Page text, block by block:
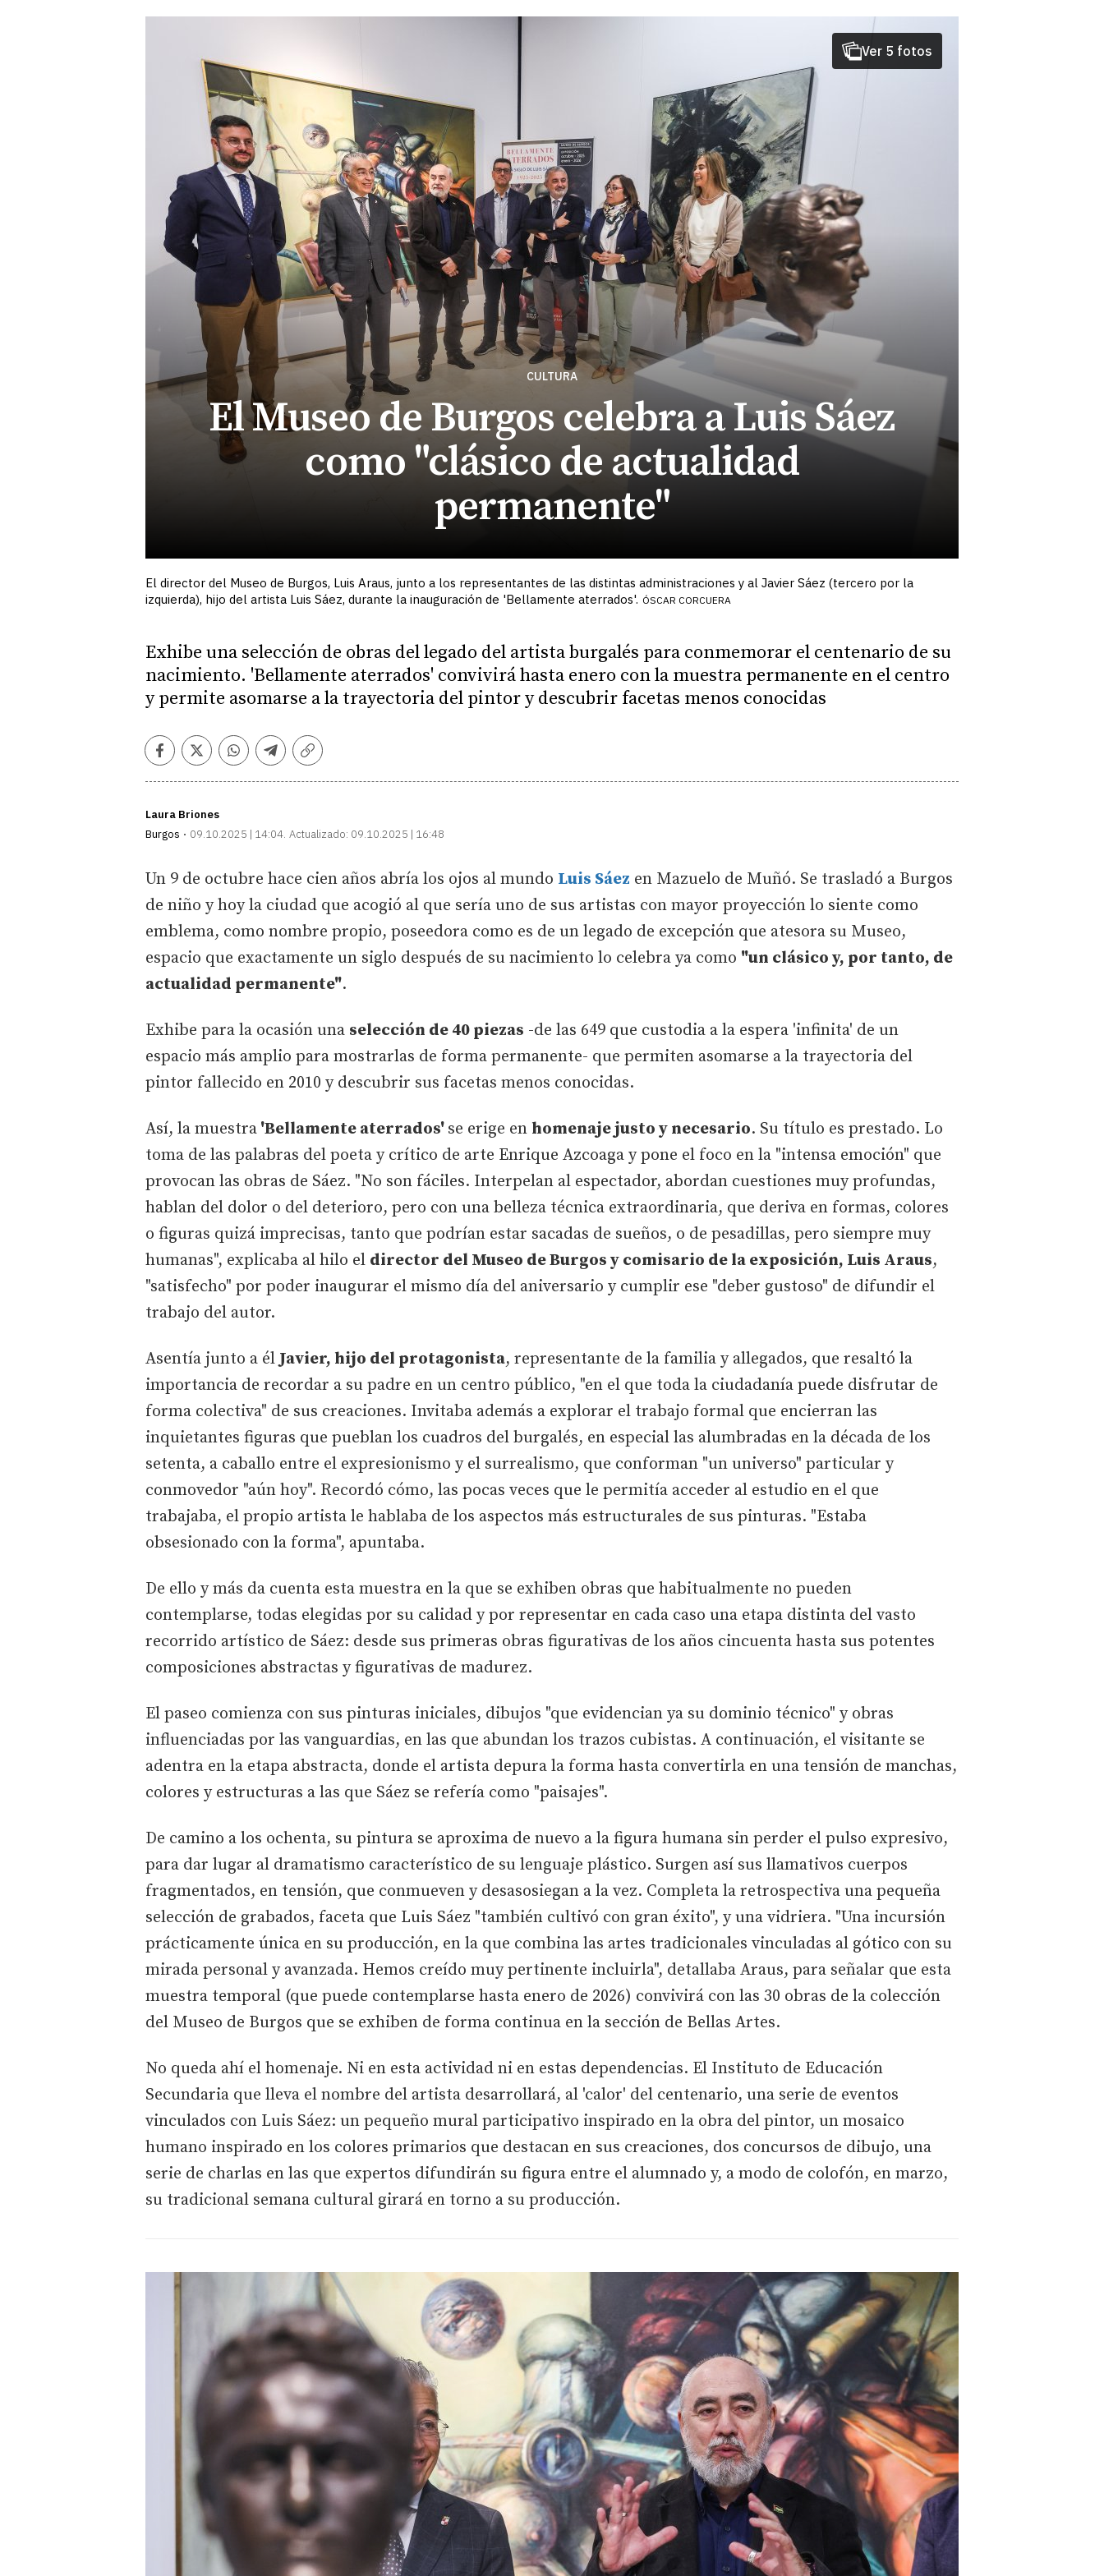
CULTURA
El Museo de Burgos celebra a Luis Sáez
como "clásico de actualidad
permanente"
Ver 5 fotos
El director del Museo de Burgos, Luis Araus, junto a los representantes de las distintas administraciones y al Javier Sáez (tercero por la
izquierda), hijo del artista Luis Sáez, durante la inauguración de 'Bellamente aterrados'. ÓSCAR CORCUERA
Exhibe una selección de obras del legado del artista burgalés para conmemorar el centenario de su
nacimiento. 'Bellamente aterrados' convivirá hasta enero con la muestra permanente en el centro
y permite asomarse a la trayectoria del pintor y descubrir facetas menos conocidas
Facebook
TwitterWhatsapp
Telegram
Copiar
Laura Briones
Burgos
09.10.2025 | 14:04 Actualizado: 09.10.2025 | 16:48
Un 9 de octubre hace cien años abría los ojos al mundo Luis Sáez en Mazuelo de Muñó. Se trasladó a Burgos
de niño y hoy la ciudad que acogió al que sería uno de sus artistas con mayor proyección lo siente como
emblema, como nombre propio, poseedora como es de un legado de excepción que atesora su Museo,
espacio que exactamente un siglo después de su nacimiento lo celebra ya como "un clásico y, por tanto, de
actualidad permanente".
Exhibe para la ocasión una selección de 40 piezas -de las 649 que custodia a la espera 'infinita' de un
espacio más amplio para mostrarlas de forma permanente- que permiten asomarse a la trayectoria del
pintor fallecido en 2010 y descubrir sus facetas menos conocidas.
Así, la muestra 'Bellamente aterrados' se erige en homenaje justo y necesario. Su título es prestado. Lo
toma de las palabras del poeta y crítico de arte Enrique Azcoaga y pone el foco en la "intensa emoción" que
provocan las obras de Sáez. "No son fáciles. Interpelan al espectador, abordan cuestiones muy profundas,
hablan del dolor o del deterioro, pero con una belleza técnica extraordinaria, que deriva en formas, colores
o figuras quizá imprecisas, tanto que podrían estar sacadas de sueños, o de pesadillas, pero siempre muy
humanas", explicaba al hilo el director del Museo de Burgos y comisario de la exposición, Luis Araus,
"satisfecho" por poder inaugurar el mismo día del aniversario y cumplir ese "deber gustoso" de difundir el
trabajo del autor.
Asentía junto a él Javier, hijo del protagonista, representante de la familia y allegados, que resaltó la
importancia de recordar a su padre en un centro público, "en el que toda la ciudadanía puede disfrutar de
forma colectiva" de sus creaciones. Invitaba además a explorar el trabajo formal que encierran las
inquietantes figuras que pueblan los cuadros del burgalés, en especial las alumbradas en la década de los
setenta, a caballo entre el expresionismo y el surrealismo, que conforman "un universo" particular y
conmovedor "aún hoy". Recordó cómo, las pocas veces que le permitía acceder al estudio en el que
trabajaba, el propio artista le hablaba de los aspectos más estructurales de sus pinturas. "Estaba
obsesionado con la forma", apuntaba.
De ello y más da cuenta esta muestra en la que se exhiben obras que habitualmente no pueden
contemplarse, todas elegidas por su calidad y por representar en cada caso una etapa distinta del vasto
recorrido artístico de Sáez: desde sus primeras obras figurativas de los años cincuenta hasta sus potentes
composiciones abstractas y figurativas de madurez.
El paseo comienza con sus pinturas iniciales, dibujos "que evidencian ya su dominio técnico" y obras
influenciadas por las vanguardias, en las que abundan los trazos cubistas. A continuación, el visitante se
adentra en la etapa abstracta, donde el artista depura la forma hasta convertirla en una tensión de manchas,
colores y estructuras a las que Sáez se refería como "paisajes".
De camino a los ochenta, su pintura se aproxima de nuevo a la figura humana sin perder el pulso expresivo,
para dar lugar al dramatismo característico de su lenguaje plástico. Surgen así sus llamativos cuerpos
fragmentados, en tensión, que conmueven y desasosiegan a la vez. Completa la retrospectiva una pequeña
selección de grabados, faceta que Luis Sáez "también cultivó con gran éxito", y una vidriera. "Una incursión
prácticamente única en su producción, en la que combina las artes tradicionales vinculadas al gótico con su
mirada personal y avanzada. Hemos creído muy pertinente incluirla", detallaba Araus, para señalar que esta
muestra temporal (que puede contemplarse hasta enero de 2026) convivirá con las 30 obras de la colección
del Museo de Burgos que se exhiben de forma continua en la sección de Bellas Artes.
No queda ahí el homenaje. Ni en esta actividad ni en estas dependencias. El Instituto de Educación
Secundaria que lleva el nombre del artista desarrollará, al 'calor' del centenario, una serie de eventos
vinculados con Luis Sáez: un pequeño mural participativo inspirado en la obra del pintor, un mosaico
humano inspirado en los colores primarios que destacan en sus creaciones, dos concursos de dibujo, una
serie de charlas en las que expertos difundirán su figura entre el alumnado y, a modo de colofón, en marzo,
su tradicional semana cultural girará en torno a su producción.